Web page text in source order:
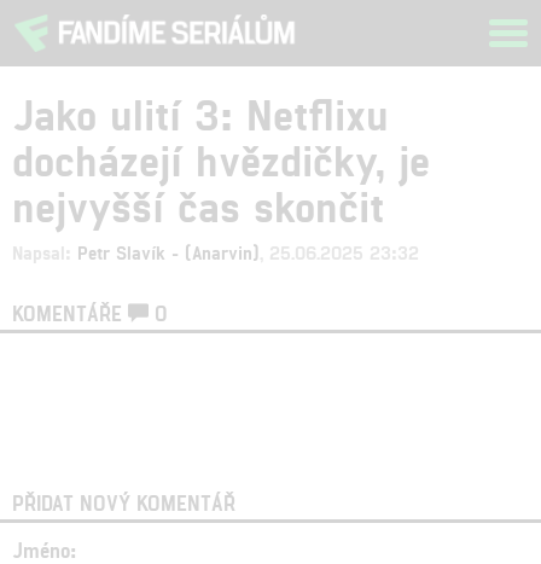
Jako ulití 3: Netflixu
docházejí hvězdičky, je
nejvyšší čas skončit
Napsal: Petr Slavík - (Anarvin) , 25.06.2025 23:32
KOMENTÁŘE 0
PŘIDAT NOVÝ KOMENTÁŘ
Jméno: